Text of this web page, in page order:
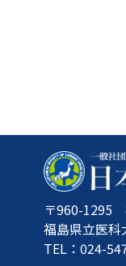
〒960-1295
福島県立医科
TEL：024-